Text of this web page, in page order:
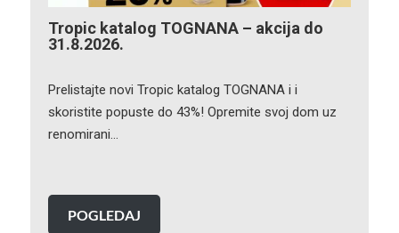
Tropic katalog TOGNANA – akcija do
31.8.2026.
Prelistajte novi Tropic katalog TOGNANA i i
skoristite popuste do 43%! Opremite svoj dom uz
renomirani…
POGLEDAJ